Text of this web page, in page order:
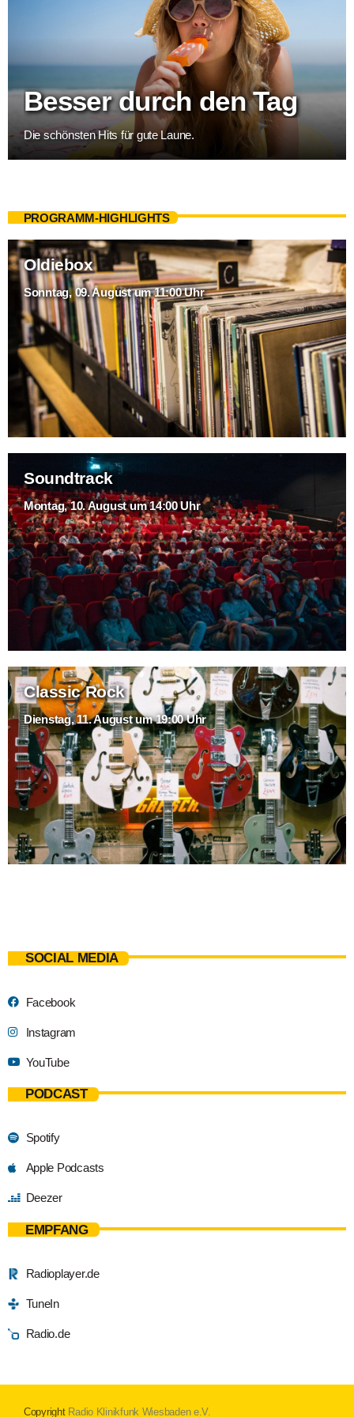
Besser durch den Tag
Die schönsten Hits für gute Laune.
PROGRAMM-HIGHLIGHTS
Oldiebox
Sonntag, 09. August um 11:00 Uhr
Soundtrack
Montag, 10. August um 14:00 Uhr
Classic Rock
Dienstag, 11. August um 19:00 Uhr
SOCIAL MEDIA
Facebook
Instagram
YouTube
PODCAST
Spotify
Apple Podcasts
Deezer
EMPFANG
Radioplayer.de
TuneIn
Radio.de
Copyright Radio Klinikfunk Wiesbaden e.V.